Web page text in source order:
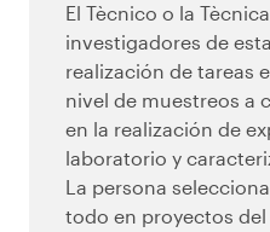
El Tècnico o la
investigadores de
realización de tareas
nivel de muestreos a
en la realización de
laboratorio y
La persona
todo en proyectos